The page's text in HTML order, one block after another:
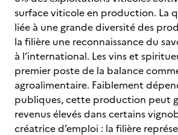
surface viticole en production. La
liée à une grande diversité des
la filière une reconnaissance du
à l’international. Les vins et
premier poste de la balance
agroalimentaire. Faiblement
publiques, cette production peut
revenus élevés dans certains
créatrice d’emploi : la filière